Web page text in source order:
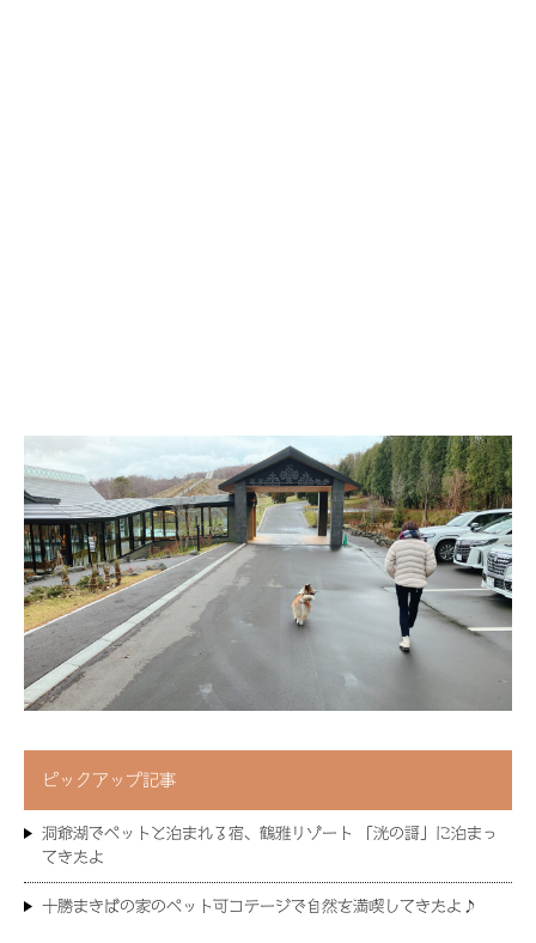
ピックアップ記事
洞爺湖でペットと泊まれる宿、鶴雅リゾート 「洸の謌」に泊まっ
てきたよ
十勝まきばの家のペット可コテージで自然を満喫してきたよ♪